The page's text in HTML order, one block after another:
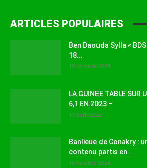
ARTICLES POPULAIRES
Ben Daouda Sylla «
18...
18 octobre 2024
LA GUINEE TABLE SUR
6,1 EN 2023 –
17 août 2023
Banlieue de Conakry :
contenu partis en...
16 octobre 2024